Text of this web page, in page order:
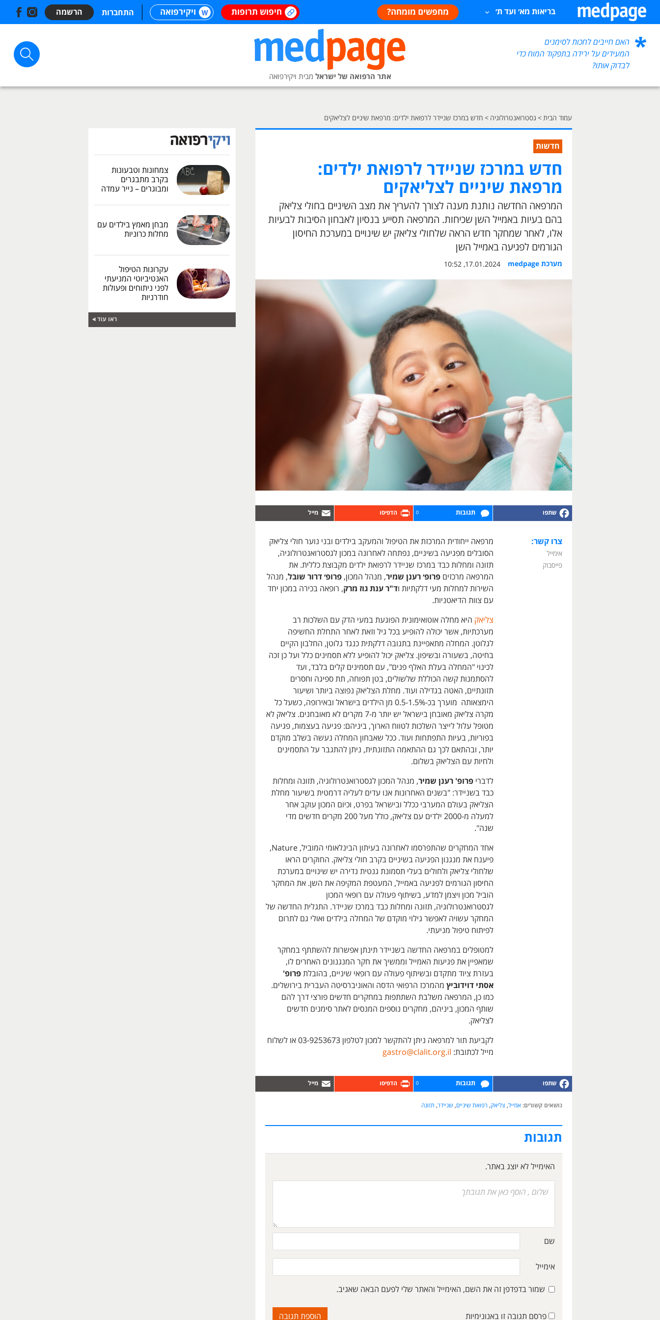
בריאות מא׳ ועד ת׳ מחפשים מומחה? חיפוש תרופות ויקירפואה התחברות הרשמה
האם חייבים לחכות לסימנים
המעידים על ירידה בתפקוד המוח כדי
לבדוק אותו?
אתר הרפואה של ישראל מבית ויקירפואה
עמוד הבית > גסטרואנטרולוגיה > חדש במרכז שניידר לרפואת ילדים: מרפאת שיניים לצליאקים
חדשות
חדש במרכז שניידר לרפואת ילדים:
מרפאת שיניים לצליאקים
המרפאה החדשה נותנת מענה לצורך להעריך את מצב השיניים בחולי צליאק
בהם בעיות באמייל השן שכיחות. המרפאה תסייע בנסיון לאבחון הסיבות לבעיות
אלו, לאחר שמחקר חדש הראה שלחולי צליאק יש שינויים במערכת החיסון
הגורמים לפגיעה באמייל השן
מערכת medpage 17.01.2024, 10:52
תגובות 0
צרו קשר:
אימייל
פייסבוק
מרפאה ייחודית המרכזת את הטיפול והמעקב בילדים ובני נוער חולי צליאק
הסובלים מפגיעה בשיניים, נפתחה לאחרונה במכון לגסטרואנטרולוגיה,
תזונה ומחלות כבד במרכז שניידר לרפואת ילדים מקבוצת כללית. את
המרפאה מרכזיםפרופ׳ רענן שמיר, מנהל המכון,פרופ׳ דרור שובל, מנהל
השירות למחלות מעי דלקתיות וד"ר ענת גוז מרק, רופאה בכירה במכון יחד
עם צוות הדיאטניות.
צליאק היא מחלה אוטואימונית הפוגעת במעי הדק עם השלכות רב
מערכתיות, אשר יכולה להופיע בכל גיל וזאת לאחר התחלת החשיפה
לגלוטן. המחלה מתאפיינת בתגובה דלקתית כנגד גלוטן, החלבון הקיים
בחיטה, בשעורה ובשיפון. צליאק יכול להופיע ללא תסמינים כלל ועל כן זכה
לכינוי "המחלה בעלת האלף פנים", עם תסמינים קלים בלבד, ועד
להסתמנות קשה הכוללת שלשולים, בטן תפוחה, תת ספיגה וחסרים
תזונתיים, האטה בגדילה ועוד. מחלת הצליאק נפוצה ביותר ושיעור
הימצאותה מוערך בכ-0.5-1.5% מן הילדים בישראל ובאירופה, כשעל כל
מקרה צליאק מאובחן בישראל יש יותר מ-7 מקרים לא מאובחנים. צליאק לא
מטופל עלול לייצר השלכות לטווח הארוך, ביניהם: פגיעה בעצמות, פגיעה
בפוריות, בעיות התפתחות ועוד. ככל שאבחון המחלה נעשה בשלב מוקדם
יותר, ובהתאם לכך גם ההתאמה התזונתית, ניתן להתגבר על התסמינים
ולחיות עם הצליאק בשלום.
לדבריפרופ' רענן שמיר, מנהל המכון לגסטרואנטרולוגיה, תזונה ומחלות
כבד בשניידר: "בשנים האחרונות אנו עדים לעליה דרמטית בשיעור מחלת
הצליאק בעולם המערבי ככלל ובישראל בפרט, וכיום המכון עוקב אחר
למעלה מ-2000 ילדים עם צליאק, כולל מעל 200 מקרים חדשים מדי
שנה".
אחד המחקרים שהתפרסמו לאחרונה בעיתון הבינלאומי המוביל, Nature,
פיענח את מנגנון הפגיעה בשיניים בקרב חולי צליאק. החוקרים הראו
שלחולי צליאק ולחולים בעלי תסמונת גנטית נדירה יש שינויים במערכת
החיסון הגורמים לפגיעה באמייל, המעטפת המקיפה את השן. את המחקר
הוביל מכון ויצמן למדע, בשיתוף פעולה עם רופאי המכון
לגסטרואנטרולוגיה, תזונה ומחלות כבד במרכז שניידר. התגלית החדשה של
המחקר עשויה לאפשר גילוי מוקדם של המחלה בילדים ואולי גם לתרום
לפיתוח טיפול מניעתי.
למטופלים במרפאה החדשה בשניידר תינתן אפשרות להשתתף במחקר
שמאפיין את פגיעות האמייל וממשיך את חקר המנגנונים האחרים לו,
בעזרת ציוד מתקדם ובשיתוף פעולה עם רופאי שיניים, בהובלתפרופ'
אסתי דוידוביץ מהמרכז הרפואי הדסה והאוניברסיטה העברית בירושלים.
כמו כן, המרפאה משלבת השתתפות במחקרים חדשים פורצי דרך להם
שותף המכון, ביניהם, מחקרים נוספים המנסים לאתר סימנים חדשים
לצליאק.
לקביעת תור למרפאה ניתן להתקשר למכון לטלפון 03-9253673 או לשלוח
מייל לכתובת: gastro@clalit.org.il
תגובות 0
נושאים קשורים: אמייל, צליאק, רפואת שיניים, שניידר, תזונה
תגובות
האימייל לא יוצג באתר.
שם
אימייל
שמור בדפדפן זה את השם, האימייל והאתר שלי לפעם הבאה שאגיב.
פרסם תגובה זו באנונימיות
צמחונות וטבעונות
בקרב מתבגרים
ומבוגרים – נייר עמדה
מבחן מאמץ בילדים עם
מחלות כרוניות
עקרונות הטיפול
האנטיביוטי המניעתי
לפני ניתוחים ופעולות
חודרניות
ראו עוד